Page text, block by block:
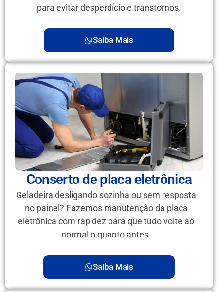
para evitar desperdício e transtornos.
Saiba Mais
Conserto de placa eletrônica
Geladeira desligando sozinha ou sem resposta
no painel? Fazemos manutenção da placa
eletrônica com rapidez para que tudo volte ao
normal o quanto antes.
Saiba Mais